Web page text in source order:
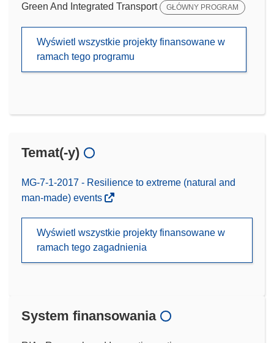
Green And Integrated Transport
GŁÓWNY PROGRAM
Wyświetl wszystkie projekty finansowane w
ramach tego programu
Temat(-y)
MG-7-1-2017 - Resilience to extreme (natural and
man-made) events
Wyświetl wszystkie projekty finansowane w
ramach tego zagadnienia
System finansowania